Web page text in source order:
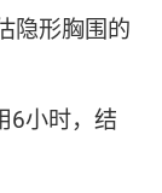
隐形胸围的
6小时，结